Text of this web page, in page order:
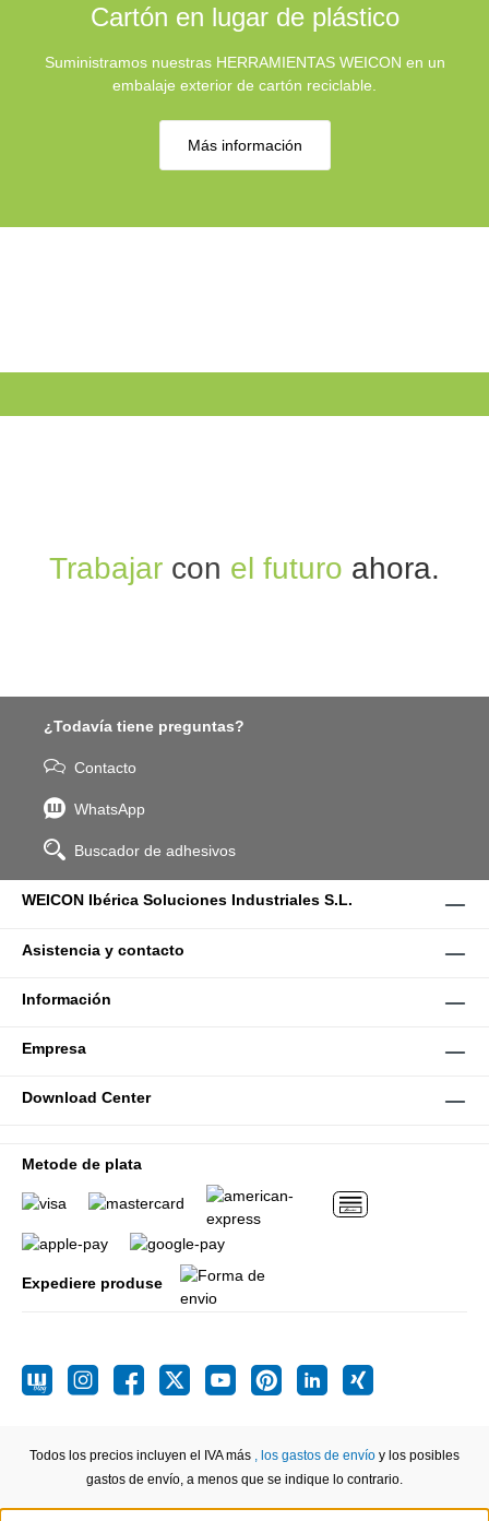
Cartón en lugar de plástico
Suministramos nuestras HERRAMIENTAS WEICON en un
embalaje exterior de cartón reciclable.
Más información
Trabajar con el futuro ahora.
¿Todavía tiene preguntas?
Contacto
WhatsApp
Buscador de adhesivos
WEICON Ibérica Soluciones Industriales S.L.
Asistencia y contacto
Información
Empresa
Download Center
Metode de plata
Expediere produse
Todos los precios incluyen el IVA más , los gastos de envío y los posibles
gastos de envío, a menos que se indique lo contrario.